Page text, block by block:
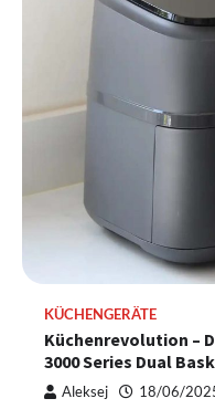
KÜCHENGERÄTE
Küchenrevolution –
3000 Series Dual
Aleksej 18/06/